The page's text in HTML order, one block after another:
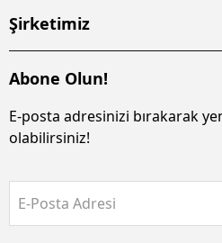
Şirketimiz
Abone Olun!
E-posta adresinizi bırakarak
olabilirsiniz!
E-Posta Adresi